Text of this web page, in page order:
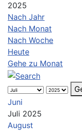
2025
Nach Jahr
Nach Monat
Nach Woche
Heute
Gehe zu Monat
Juni
Juli 2025
August